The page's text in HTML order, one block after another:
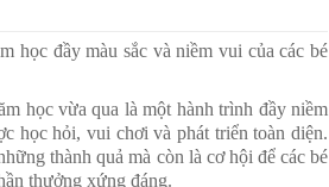
học đầy màu sắc và niềm vui của các bé
học vừa qua là một hành trình đầy niềm
học hỏi, vui chơi và phát triển toàn diện.
thành quả mà còn là cơ hội để các bé
thưởng xứng đáng.